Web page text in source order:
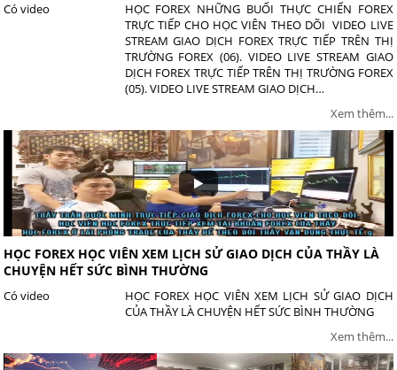
HỌC FOREX NHỮNG BUỔI THỰC CHIẾN FOREX
TRỰC TIẾP CHO HỌC VIÊN THEO DÕI VIDEO LIVE
STREAM GIAO DỊCH FOREX TRỰC TIẾP TRÊN THỊ
TRƯỜNG FOREX (06). VIDEO LIVE STREAM GIAO
DỊCH FOREX TRỰC TIẾP TRÊN THỊ TRƯỜNG FOREX
(05). VIDEO LIVE STREAM GIAO DỊCH…
Có video
Xem thêm...
HỌC FOREX HỌC VIÊN XEM LỊCH SỬ GIAO DỊCH CỦA THẦY LÀ
CHUYỆN HẾT SỨC BÌNH THƯỜNG
HỌC FOREX HỌC VIÊN XEM LỊCH SỬ GIAO DỊCH
CỦA THẦY LÀ CHUYỆN HẾT SỨC BÌNH THƯỜNG
Có video
Xem thêm...